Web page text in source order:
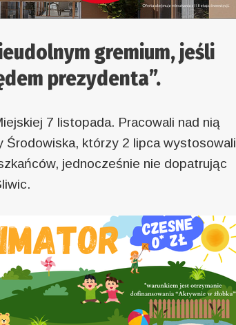
gremium, jeśli
prezydenta”.
7 listopada. Pracowali nad nią
Środowiska, którzy 2 lipca wystosowali
jednocześnie nie dopatrując